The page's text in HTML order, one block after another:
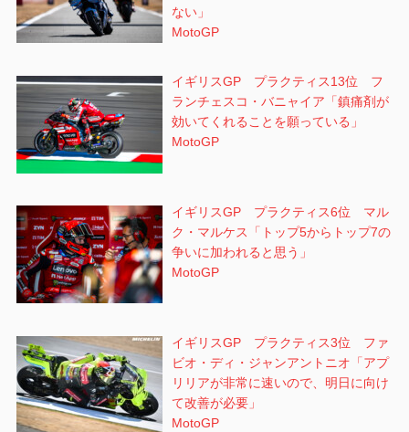
ない」
MotoGP
イギリスGP プラクティス13位 フ
ランチェスコ・バニャイア「鎮痛剤が
効いてくれることを願っている」
MotoGP
イギリスGP プラクティス6位 マル
ク・マルケス「トップ5からトップ7の
争いに加われると思う」
MotoGP
イギリスGP プラクティス3位 ファ
ビオ・ディ・ジャンアントニオ「アプ
リリアが非常に速いので、明日に向け
て改善が必要」
MotoGP